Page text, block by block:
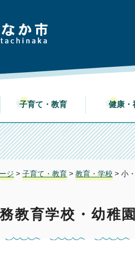
子育て・教育 健康
ジ > 子育て・教育 > 教育・学校 > 小
教育学校・幼稚園